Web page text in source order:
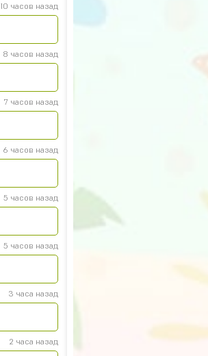
10 часов назад
8 часов назад
7 часов назад
6 часов назад
5 часов назад
5 часов назад
3 часа назад
2 часа назад